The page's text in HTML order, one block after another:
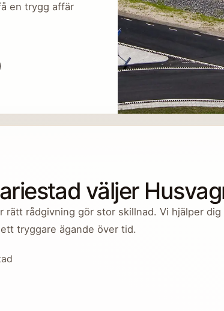
en trygg affär
väljer
rådgivning gör stor skillnad. Vi hjälper
tryggare ägande över tid.